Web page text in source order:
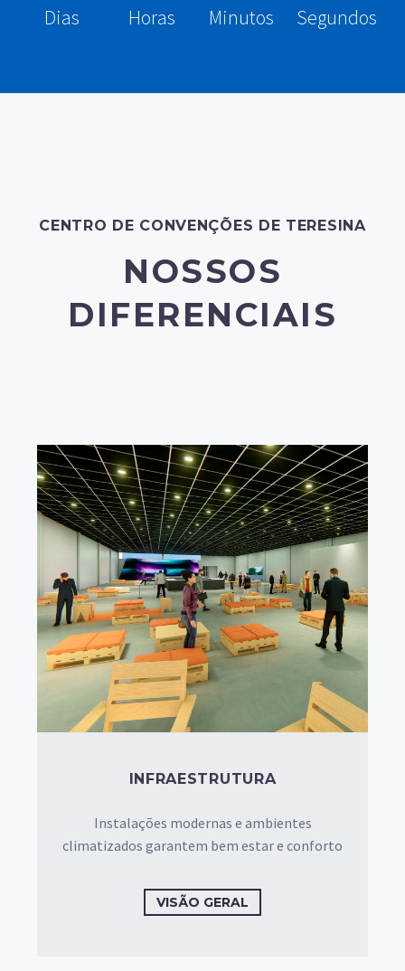
Dias Horas Minutos Segundos
CENTRO DE CONVENÇÕES DE TERESINA
NOSSOS
DIFERENCIAIS
INFRAESTRUTURA
Instalações modernas e ambientes
climatizados garantem bem estar e conforto
VISÃO GERAL